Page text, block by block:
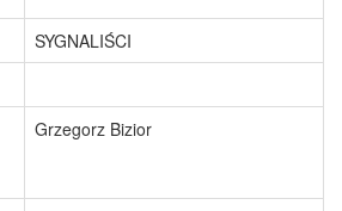
SYGNALIŚCI
Grzegorz Bizior